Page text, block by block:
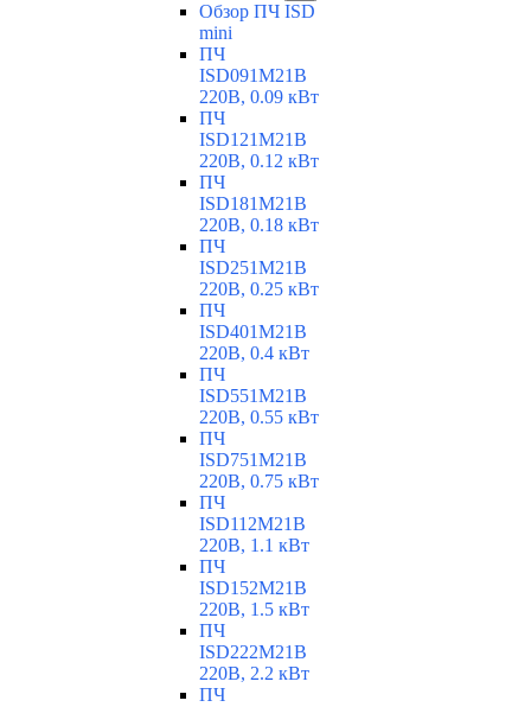
Обзор ПЧ ISD
mini
ПЧ
ISD091M21B
220В, 0.09 кВт
ПЧ
ISD121M21B
220В, 0.12 кВт
ПЧ
ISD181M21B
220В, 0.18 кВт
ПЧ
ISD251M21B
220В, 0.25 кВт
ПЧ
ISD401M21B
220В, 0.4 кВт
ПЧ
ISD551M21B
220В, 0.55 кВт
ПЧ
ISD751M21B
220В, 0.75 кВт
ПЧ
ISD112M21B
220В, 1.1 кВт
ПЧ
ISD152M21B
220В, 1.5 кВт
ПЧ
ISD222M21B
220В, 2.2 кВт
ПЧ